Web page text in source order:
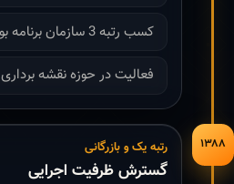
کسب رتبه 3 سازمان برنامه بودجه
فعالیت در حوزه نقشه برداری
۱۳۸۸ رتبه یک و بازرگانی
گسترش ظرفیت اجرایی